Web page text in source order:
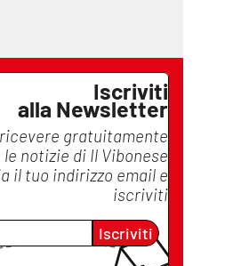
Iscriviti
alla Newsletter
gratuitamente
notizie di Il Vibonese
il tuo indirizzo email e
iscriviti
Iscriviti